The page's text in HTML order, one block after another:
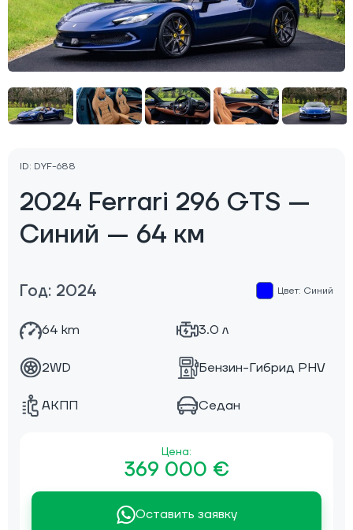
ID: DYF-688
2024 Ferrari 296 GTS —
Синий — 64 км
Год: 2024 Цвет: Синий
64 km 3.0 л
2WD Бензин-Гибрид PHV
АКПП Седан
Цена:
369 000 €
Оставить заявку